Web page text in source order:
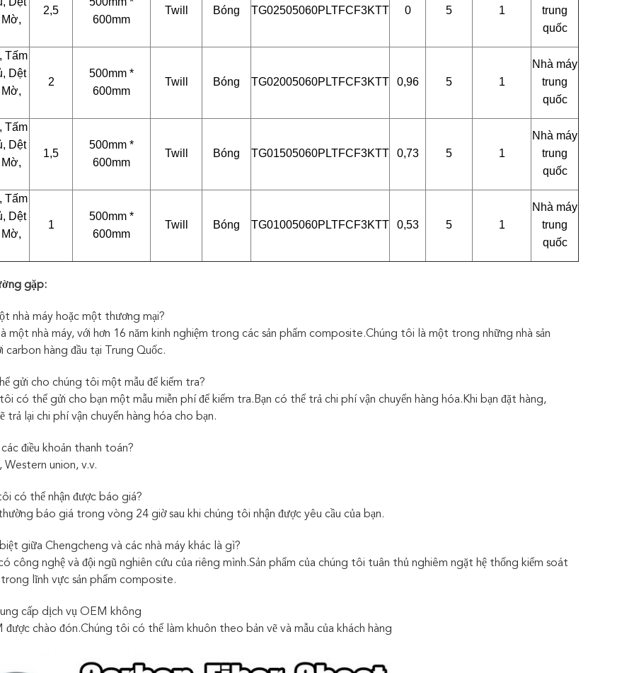
2,5
600mm
Twill Bóng TG02505060PLTFCF3KTT 0 5 1
trung
quốc
Tấm
Dệt
2
500mm *
600mm
Twill Bóng TG02005060PLTFCF3KTT 0,96 5 1
Nhà máy
trung
quốc
Tấm
Dệt
1,5
500mm *
600mm
Twill Bóng TG01505060PLTFCF3KTT 0,73 5 1
Nhà máy
trung
quốc
Tấm
Dệt
1
500mm *
600mm
Twill Bóng TG01005060PLTFCF3KTT 0,53 5 1
Nhà máy
trung
quốc
gặp:
nhà máy hoặc một thương mại?
một nhà máy, với hơn 16 năm kinh nghiệm trong các sản phẩm composite.Chúng tôi là một trong những nhà sản
carbon hàng đầu tại Trung Quốc.
gửi cho chúng tôi một mẫu để kiểm tra?
có thể gửi cho bạn một mẫu miễn phí để kiểm tra.Bạn có thể trả chi phí vận chuyển hàng hóa.Khi bạn đặt hàng,
trả lại chi phí vận chuyển hàng hóa cho bạn.
điều khoản thanh toán?
Western union, v.v.
có thể nhận được báo giá?
báo giá trong vòng 24 giờ sau khi chúng tôi nhận được yêu cầu của bạn.
giữa Chengcheng và các nhà máy khác là gì?
công nghệ và đội ngũ nghiên cứu của riêng mình.Sản phẩm của chúng tôi tuân thủ nghiêm ngặt hệ thống kiểm soát
lĩnh vực sản phẩm composite.
cấp dịch vụ OEM không
chào đón.Chúng tôi có thể làm khuôn theo bản vẽ và mẫu của khách hàng